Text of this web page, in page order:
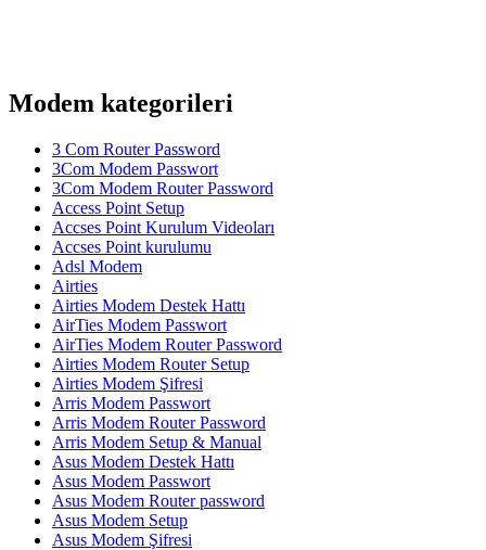
Modem kategorileri
3 Com Router Password
3Com Modem Passwort
3Com Modem Router Password
Access Point Setup
Accses Point Kurulum Videoları
Accses Point kurulumu
Adsl Modem
Airties
Airties Modem Destek Hattı
AirTies Modem Passwort
AirTies Modem Router Password
Airties Modem Router Setup
Airties Modem Şifresi
Arris Modem Passwort
Arris Modem Router Password
Arris Modem Setup & Manual
Asus Modem Destek Hattı
Asus Modem Passwort
Asus Modem Router password
Asus Modem Setup
Asus Modem Şifresi